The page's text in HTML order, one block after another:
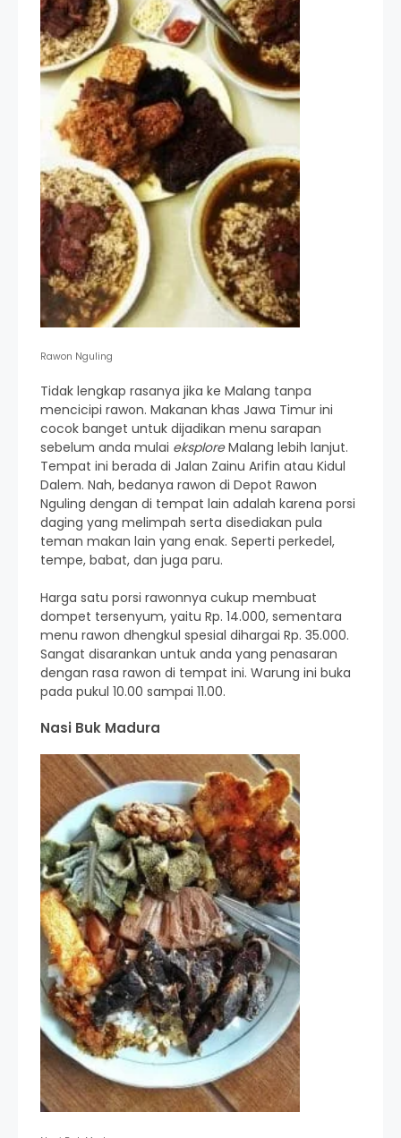
Rawon Nguling
Tidak lengkap rasanya jika ke Malang tanpa
mencicipi rawon. Makanan khas Jawa Timur ini
cocok banget untuk dijadikan menu sarapan
sebelum anda mulai eksploreMalang lebih lanjut.
Tempat ini berada di Jalan Zainu Arifin atau Kidul
Dalem. Nah, bedanya rawon di Depot Rawon
Nguling dengan di tempat lain adalah karena porsi
daging yang melimpah serta disediakan pula
teman makan lain yang enak. Seperti perkedel,
tempe, babat, dan juga paru.
Harga satu porsi rawonnya cukup membuat
dompet tersenyum, yaitu Rp. 14.000, sementara
menu rawon dhengkul spesial dihargai Rp. 35.000.
Sangat disarankan untuk anda yang penasaran
dengan rasa rawon di tempat ini. Warung ini buka
pada pukul 10.00 sampai 11.00.
Nasi Buk Madura